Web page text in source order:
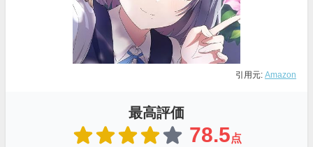
引用元: Amazon
最高評価
78.5点